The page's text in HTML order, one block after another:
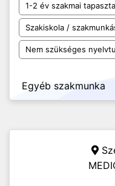
1-2 év szakmai
Szakiskola /
Nem szükséges
Egyéb szakmunka